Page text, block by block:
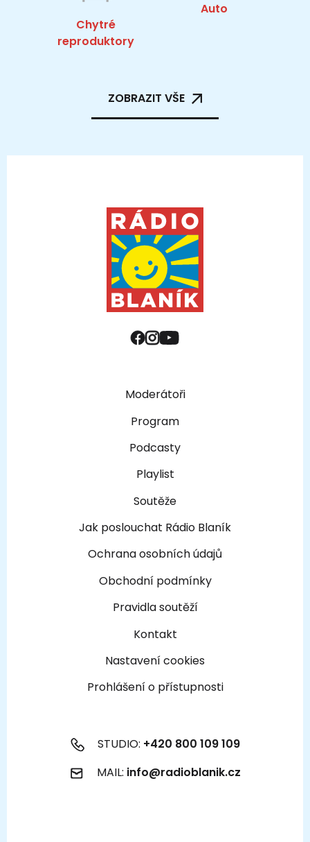
Chytré
reproduktory
Auto
ZOBRAZIT VŠE
Moderátoři
Program
Podcasty
Playlist
Soutěže
Jak poslouchat Rádio Blaník
Ochrana osobních údajů
Obchodní podmínky
Pravidla soutěží
Kontakt
Nastavení cookies
Prohlášení o přístupnosti
STUDIO: +420 800 109 109
MAIL: info@radioblanik.cz